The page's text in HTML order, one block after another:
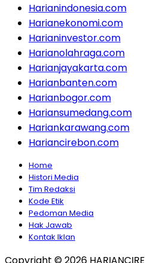
Harianindonesia.com
Harianekonomi.com
Harianinvestor.com
Harianolahraga.com
Harianjayakarta.com
Harianbanten.com
Harianbogor.com
Hariansumedang.com
Hariankarawang.com
Hariancirebon.com
Home
Histori Media
Tim Redaksi
Kode Etik
Pedoman Media
Hak Jawab
Kontak Iklan
Copyright © 2026